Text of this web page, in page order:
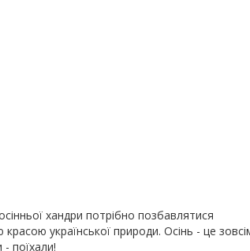
хандри потрібно позбавлятися
української природи. Осінь - це
- поїхали!